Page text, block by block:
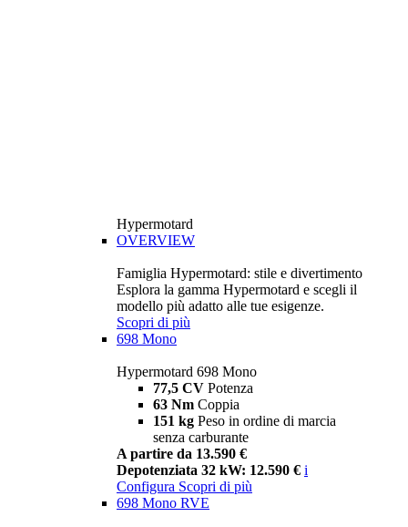
Hypermotard
OVERVIEW
Famiglia Hypermotard: stile e divertimento
Esplora la gamma Hypermotard e scegli il
modello più adatto alle tue esigenze.
Scopri di più
698 Mono
Hypermotard 698 Mono
77,5 CV Potenza
63 Nm Coppia
151 kg Peso in ordine di marcia
senza carburante
A partire da 13.590 €
Depotenziata 32 kW: 12.590 € i
Configura Scopri di più
698 Mono RVE